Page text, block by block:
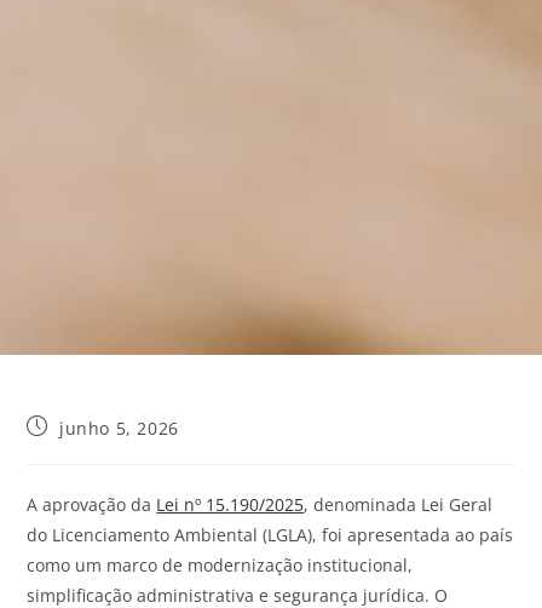
junho 5, 2026
A aprovação da Lei nº 15.190/2025, denominada Lei Geral
do Licenciamento Ambiental (LGLA), foi apresentada ao país
como um marco de modernização institucional,
simplificação administrativa e segurança jurídica. O